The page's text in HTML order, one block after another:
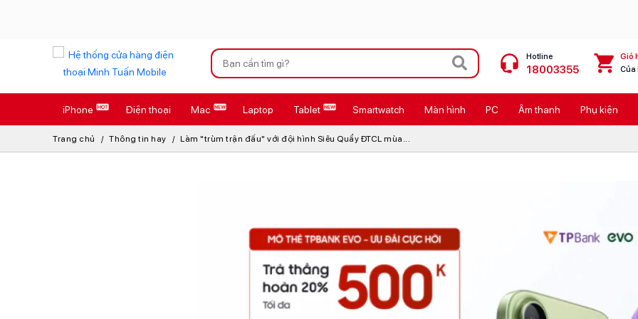
Xu hướng tìm kiếm
iPhone 17 Pro Max
AirTag 2 Mới Galaxy Z8 Series
Osmo Pocket 4 Ốp lưng Apple
Loa Marshall Cốc sạc Apple
Hotline
18003355
Giỏ
Của
iPhone Điện thoại Mac Laptop Tablet Smartwatch Màn hình PC Âm thanh Phụ kiện
Trang chủ Thông tin hay Làm "trùm trận đấu" với đội hình Siêu Quẩy ĐTCL mùa...